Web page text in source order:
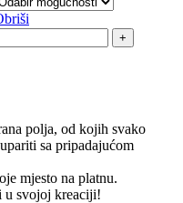
polja, od kojih svako
sa pripadajućom
mjesto na platnu.
u svojoj kreaciji!